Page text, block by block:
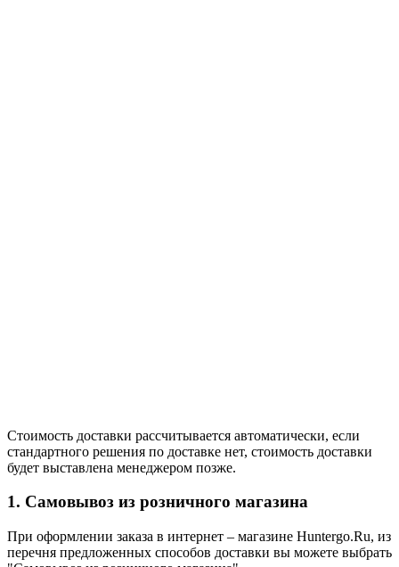
Стоимость доставки рассчитывается автоматически, если
стандартного решения по доставке нет, стоимость доставки
будет выставлена менеджером позже.
1. Самовывоз из розничного магазина
При оформлении заказа в интернет – магазине Huntergo.Ru, из
перечня предложенных способов доставки вы можете выбрать